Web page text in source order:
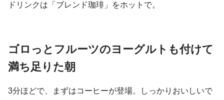
ドリンクは「ブレンド珈琲」をホットで。
ゴロっとフルーツのヨーグルトも付けて
満ち足りた朝
3分ほどで、まずはコーヒーが登場。しっかりおいしいで